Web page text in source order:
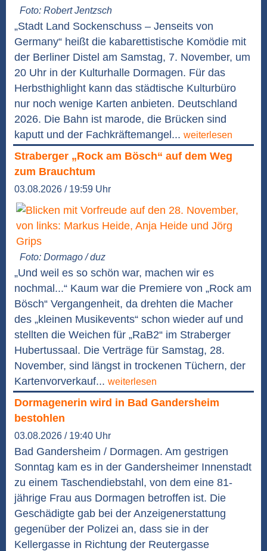
Foto: Robert Jentzsch
„Stadt Land Sockenschuss – Jenseits von
Germany“ heißt die kabarettistische Komödie mit
der Berliner Distel am Samstag, 7. November, um
20 Uhr in der Kulturhalle Dormagen. Für das
Herbsthighlight kann das städtische Kulturbüro
nur noch wenige Karten anbieten. Deutschland
2026. Die Bahn ist marode, die Brücken sind
kaputt und der Fachkräftemangel... weiterlesen
Straberger „Rock am Bösch“ auf dem Weg
zum Brauchtum
03.08.2026 / 19:59 Uhr
Foto: Dormago / duz
„Und weil es so schön war, machen wir es
nochmal...“ Kaum war die Premiere von „Rock am
Bösch“ Vergangenheit, da drehten die Macher
des „kleinen Musikevents“ schon wieder auf und
stellten die Weichen für „RaB2“ im Straberger
Hubertussaal. Die Verträge für Samstag, 28.
November, sind längst in trockenen Tüchern, der
Kartenvorverkauf... weiterlesen
Dormagenerin wird in Bad Gandersheim
bestohlen
03.08.2026 / 19:40 Uhr
Bad Gandersheim / Dormagen. Am gestrigen
Sonntag kam es in der Gandersheimer Innenstadt
zu einem Taschendiebstahl, von dem eine 81-
jährige Frau aus Dormagen betroffen ist. Die
Geschädigte gab bei der Anzeigenerstattung
gegenüber der Polizei an, dass sie in der
Kellergasse in Richtung der Reutergasse